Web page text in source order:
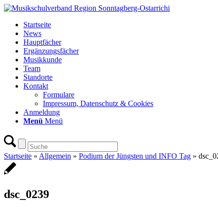
Startseite
News
Hauptfächer
Ergänzungsfächer
Musikkunde
Team
Standorte
Kontakt
Formulare
Impressum, Datenschutz & Cookies
Anmeldung
Menü Menü
Startseite » Allgemein » Podium der Jüngsten und INFO Tag »
dsc_0239